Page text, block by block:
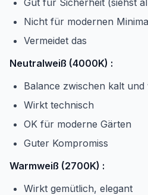
Gut für Sicherheit (siehst
Nicht für modernen
Vermeidet das
Neutralweiß (4000K) :
Balance zwischen kalt und
Wirkt technisch
OK für moderne Gärten
Guter Kompromiss
Warmweiß (2700K) :
Wirkt gemütlich, elegant